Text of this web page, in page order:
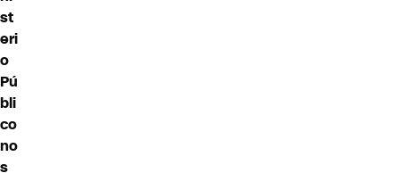
st
eri
o
Pú
bli
co
no
s